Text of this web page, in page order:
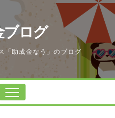
ブログ
「助成金なう」のブログ